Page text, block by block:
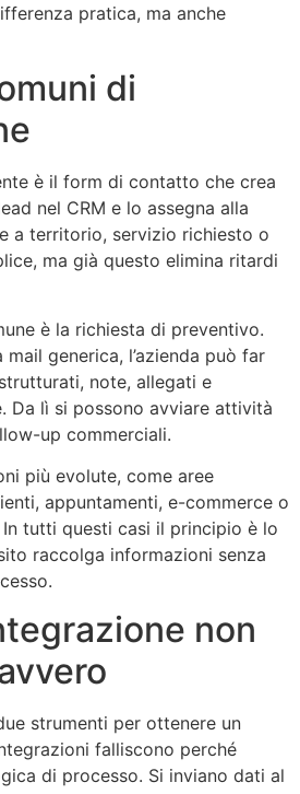
pratica, ma anche
di
è il form di contatto che crea
nel CRM e lo assegna alla
a territorio, servizio richiesto o
ma già questo elimina ritardi
è la richiesta di preventivo.
generica, l’azienda può far
note, allegati e
Da lì si possono avviare attività
up commerciali.
più evolute, come aree
appuntamenti, e-commerce o
tutti questi casi il principio è lo
raccolga informazioni senza
non
strumenti per ottenere un
falliscono perché
di processo. Si inviano dati al